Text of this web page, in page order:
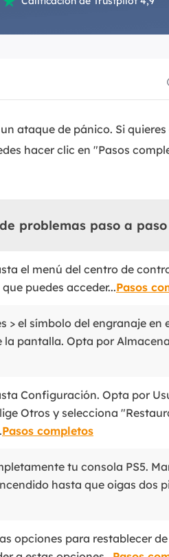
Deploy
ataque de pánico. Si
hacer clic en "Pasos
problemas paso a paso
el menú del centro de
puedes acceder...Pasos
> el símbolo del engranaje en
la pantalla. Opta por
Configuración. Opta por
Otros y selecciona
Pasos completos
tu consola PS5.
hasta que oigas dos
opciones para restablecer